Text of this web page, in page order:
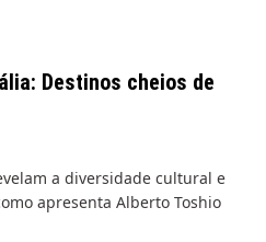
Destinos cheios de
a diversidade cultural e
apresenta Alberto Toshio